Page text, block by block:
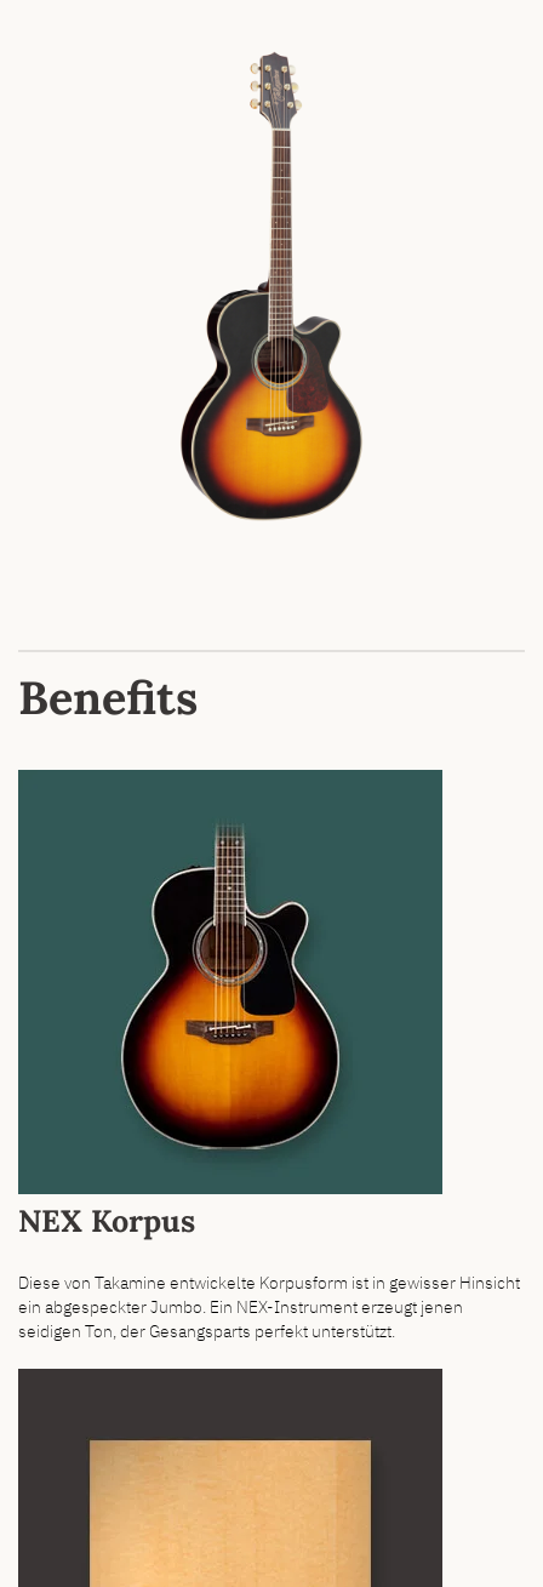
Benefits
NEX Korpus
Diese von Takamine entwickelte Korpusform ist in gewisser Hinsicht
ein abgespeckter Jumbo. Ein NEX-Instrument erzeugt jenen
seidigen Ton, der Gesangsparts perfekt unterstützt.